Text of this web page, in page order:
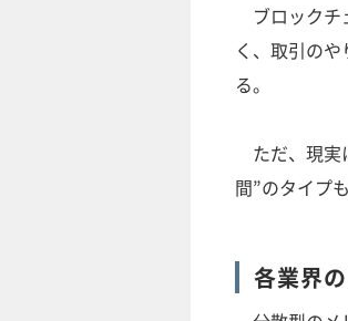
ブロックチ
く、取引の
る。
ただ、現実
間”のタイプ
各業界